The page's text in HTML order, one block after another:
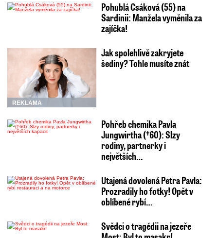
Pohublá Csáková (55) na
Sardinii: Manžela vyměnila za
zajíčka!
REKLAMA
Jak spolehlivě zakryjete
šediny? Tohle musíte znát
Pohřeb chemika Pavla
Jungwirtha (†60): Slzy
rodiny, partnerky i
největších…
Utajená dovolená Petra Pavla:
Prozradily ho fotky! Opět v
oblíbené rybí…
Svědci o tragédii na jezeře